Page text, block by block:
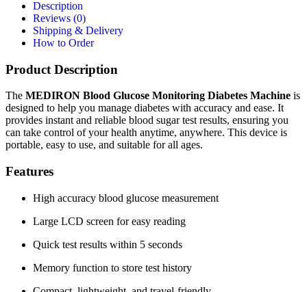
Description
Reviews (0)
Shipping & Delivery
How to Order
Product Description
The MEDIRON Blood Glucose Monitoring Diabetes Machine is
designed to help you manage diabetes with accuracy and ease. It
provides instant and reliable blood sugar test results, ensuring you
can take control of your health anytime, anywhere. This device is
portable, easy to use, and suitable for all ages.
Features
High accuracy blood glucose measurement
Large LCD screen for easy reading
Quick test results within 5 seconds
Memory function to store test history